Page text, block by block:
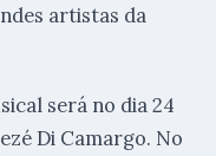
artistas da
será no dia 24
Di Camargo. No